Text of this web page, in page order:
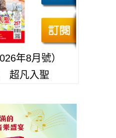
年8月號）
超凡入聖